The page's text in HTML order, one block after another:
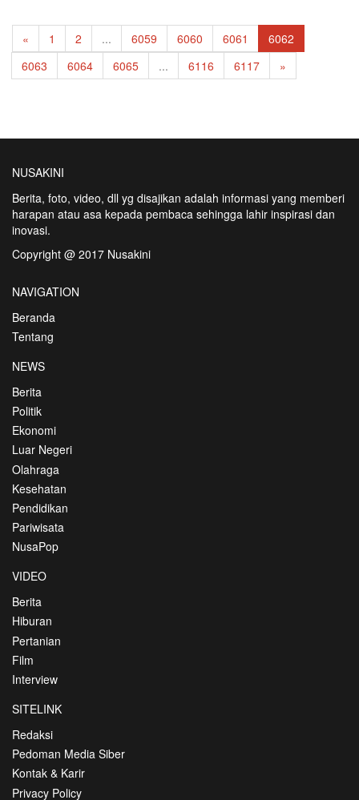
« 1 2 ... 6059 6060 6061
6062
6063
6064 6065 ... 6116 6117 »
NUSAKINI
Berita, foto, video, dll yg disajikan adalah informasi yang memberi
harapan atau asa kepada pembaca sehingga lahir inspirasi dan
inovasi.
Copyright @ 2017 Nusakini
NAVIGATION
Beranda
Tentang
NEWS
Berita
Politik
Ekonomi
Luar Negeri
Olahraga
Kesehatan
Pendidikan
Pariwisata
NusaPop
VIDEO
Berita
Hiburan
Pertanian
Film
Interview
SITELINK
Redaksi
Pedoman Media Siber
Kontak & Karir
Privacy Policy